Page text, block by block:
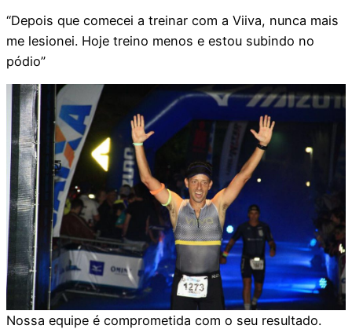
“Depois que comecei a treinar com a Viiva, nunca mais
me lesionei. Hoje treino menos e estou subindo no
pódio”
Nossa equipe é comprometida com o seu resultado.